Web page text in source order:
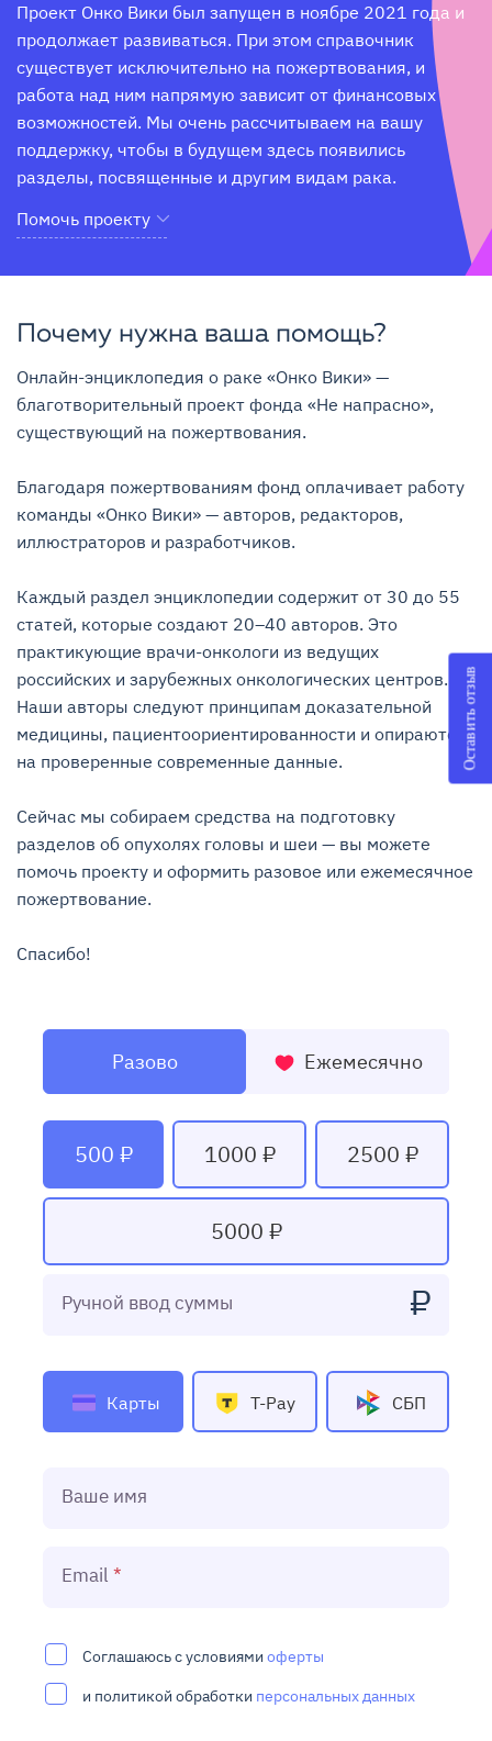
Проект Онко Вики был запущен в ноябре 2021 года и
продолжает развиваться. При этом справочник
существует исключительно на пожертвования, и
работа над ним напрямую зависит от финансовых
возможностей. Мы очень рассчитываем на вашу
поддержку, чтобы в будущем здесь появились
разделы, посвященные и другим видам рака.
Помочь проекту
Почему нужна ваша помощь?
Онлайн-энциклопедия о раке «Онко Вики» —
благотворительный проект фонда «Не напрасно»,
существующий на пожертвования.
Благодаря пожертвованиям фонд оплачивает работу
команды «Онко Вики» — авторов, редакторов,
иллюстраторов и разработчиков.
Каждый раздел энциклопедии содержит от 30 до 55
статей, которые создают 20–40 авторов. Это
практикующие врачи-онкологи из ведущих
российских и зарубежных онкологических центров.
Наши авторы следуют принципам доказательной
медицины, пациентоориентированности и опираются
на проверенные современные данные.
Сейчас мы собираем средства на подготовку
разделов об опухолях головы и шеи — вы можете
помочь проекту и оформить разовое или ежемесячное
пожертвование.
Спасибо!
Разово Ежемесячно
500 ₽ 1000 ₽ 2500 ₽
5000 ₽
Ручной ввод суммы ₽
Карты T-Pay СБП
Ваше имя
Email
Соглашаюсь с условиями оферты
и политикой обработки персональных данных
Оставить отзыв